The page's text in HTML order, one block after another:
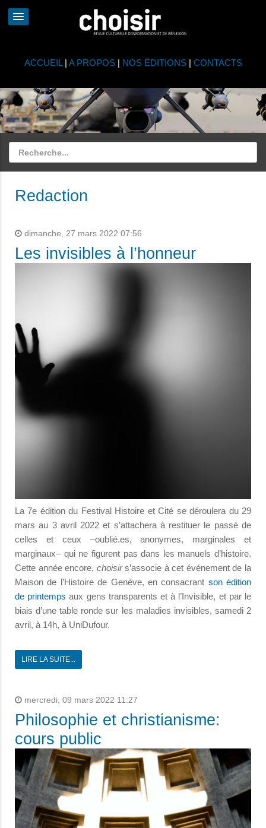
ACCUEIL | A PROPOS| NOS ÉDITIONS| CONTACTS
Redaction
dimanche, 27 mars 2022 07:56
Les invisibles à l’honneur
La 7e édition du Festival Histoire et Cité se déroulera du 29
mars au 3 avril 2022 et s’attachera à restituer le passé de
celles et ceux –oublié.es, anonymes, marginales et
marginaux– qui ne figurent pas dans les manuels d’histoire.
Cette année encore, choisirs’associe à cet événement de la
Maison de l’Histoire de Genève, en consacrant son édition
de printemps aux gens transparents et à l’Invisible, et par le
biais d’une table ronde sur les maladies invisibles, samedi 2
avril, à 14h, à UniDufour.
LIRE LA SUITE...
mercredi, 09 mars 2022 11:27
Philosophie et christianisme:
cours public